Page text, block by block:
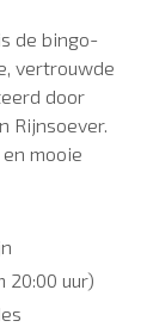
de bingo-
vertrouwde
door
Rijnsoever.
mooie
20:00 uur)